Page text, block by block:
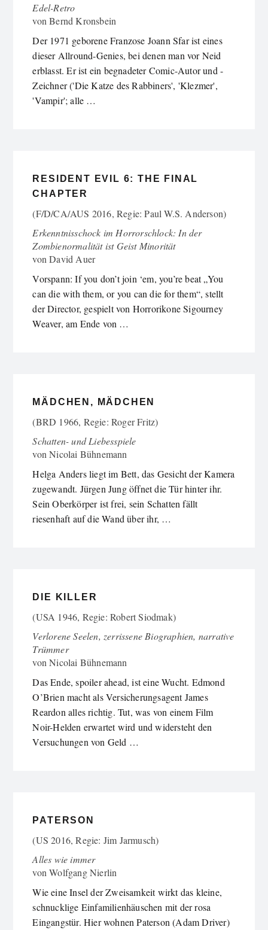
Edel-Retro
vonBernd Kronsbein
Der 1971 geborene Franzose Joann Sfar ist eines
dieser Allround-Genies, bei denen man vor Neid
erblasst. Er ist ein begnadeter Comic-Autor und -
Zeichner ('Die Katze des Rabbiners', 'Klezmer',
'Vampir'; alle …
RESIDENT EVIL 6: THE FINAL
CHAPTER
(F/D/CA/AUS 2016, Regie: Paul W.S. Anderson)
Erkenntnisschock im Horrorschlock: In der
Zombienormalität ist Geist Minorität
vonDavid Auer
Vorspann: If you don’t join ‘em, you’re beat „You
can die with them, or you can die for them“, stellt
der Director, gespielt von Horrorikone Sigourney
Weaver, am Ende von …
MÄDCHEN, MÄDCHEN
(BRD 1966, Regie: Roger Fritz)
Schatten- und Liebesspiele
vonNicolai Bühnemann
Helga Anders liegt im Bett, das Gesicht der Kamera
zugewandt. Jürgen Jung öffnet die Tür hinter ihr.
Sein Oberkörper ist frei, sein Schatten fällt
riesenhaft auf die Wand über ihr, …
DIE KILLER
(USA 1946, Regie: Robert Siodmak)
Verlorene Seelen, zerrissene Biographien, narrative
Trümmer
vonNicolai Bühnemann
Das Ende, spoiler ahead, ist eine Wucht. Edmond
O’Brien macht als Versicherungsagent James
Reardon alles richtig. Tut, was von einem Film
Noir-Helden erwartet wird und widersteht den
Versuchungen von Geld …
PATERSON
(US 2016, Regie: Jim Jarmusch)
Alles wie immer
vonWolfgang Nierlin
Wie eine Insel der Zweisamkeit wirkt das kleine,
schnucklige Einfamilienhäuschen mit der rosa
Eingangstür. Hier wohnen Paterson (Adam Driver)